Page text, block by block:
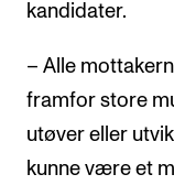
kandidater.
– Alle
framfor store
utøver eller
kunne være et